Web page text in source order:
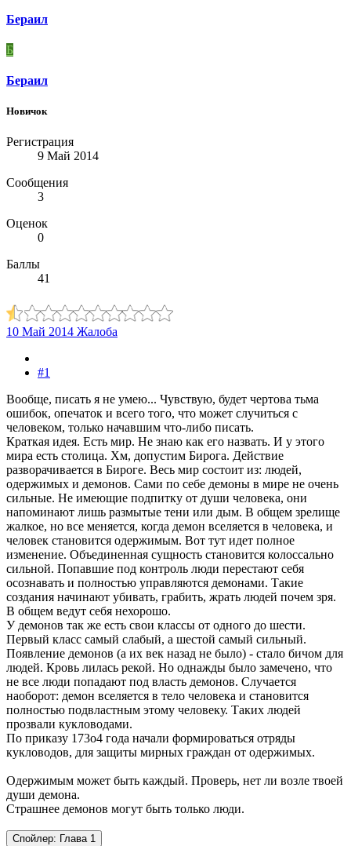
Бераил
Б
Бераил
Новичок
Регистрация
9 Май 2014
Сообщения
3
Оценок
0
Баллы
41
10 Май 2014 Жалоба
#1
Вообще, писать я не умею... Чувствую, будет чертова тьма
ошибок, опечаток и всего того, что может случиться с
человеком, только начавшим что-либо писать.
Краткая идея. Есть мир. Не знаю как его назвать. И у этого
мира есть столица. Хм, допустим Бирога. Действие
разворачивается в Бироге. Весь мир состоит из: людей,
одержимых и демонов. Сами по себе демоны в мире не очень
сильные. Не имеющие подпитку от души человека, они
напоминают лишь размытые тени или дым. В общем зрелище
жалкое, но все меняется, когда демон вселяется в человека, и
человек становится одержимым. Вот тут идет полное
изменение. Объединенная сущность становится колоссально
сильной. Попавшие под контроль люди перестают себя
осознавать и полностью управляются демонами. Такие
создания начинают убивать, грабить, жрать людей почем зря.
В общем ведут себя нехорошо.
У демонов так же есть свои классы от одного до шести.
Первый класс самый слабый, а шестой самый сильный.
Появление демонов (а их век назад не было) - стало бичом для
людей. Кровь лилась рекой. Но однажды было замечено, что
не все люди попадают под власть демонов. Случается
наоборот: демон вселяется в тело человека и становится
полностью подвластным этому человеку. Таких людей
прозвали кукловодами.
По приказу 173о4 года начали формироваться отряды
кукловодов, для защиты мирных граждан от одержимых.
Одержимым может быть каждый. Проверь, нет ли возле твоей
души демона.
Страшнее демонов могут быть только люди.
Спойлер: Глава 1